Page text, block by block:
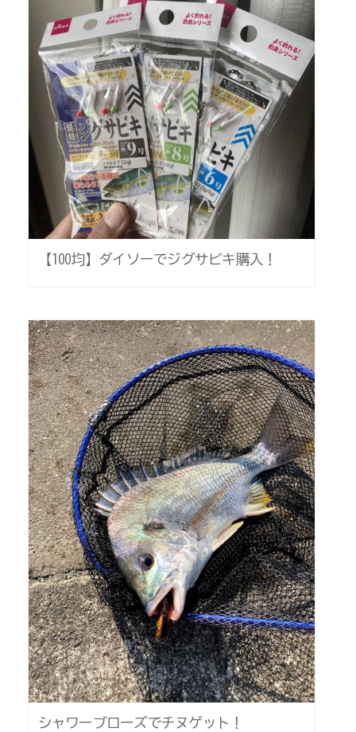
【100均】ダイソーでジグサビキ購入！
シャワーブローズでチヌゲット！